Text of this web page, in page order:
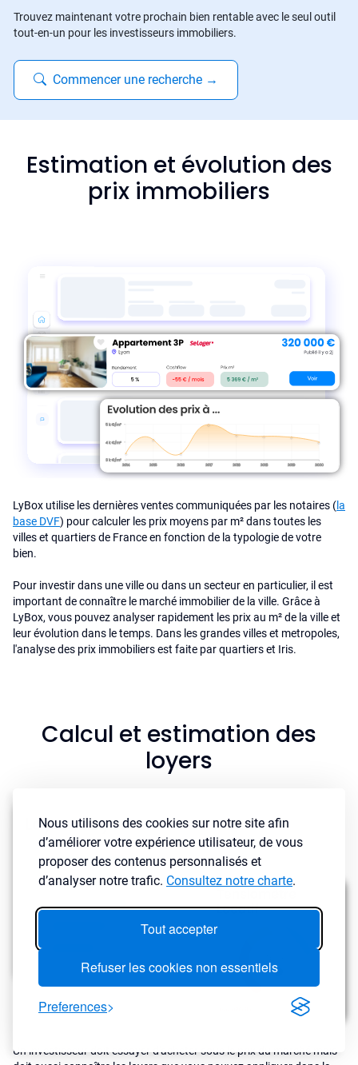
Nous utilisons des cookies sur notre site afin
d’améliorer votre expérience utilisateur, de vous
proposer des contenus personnalisés et
d’analyser notre trafic. Consultez notre charte.
Tout accepter
Refuser les cookies non essentiels
Preferences
Trouvez maintenant votre prochain bien rentable avec le seul outil
tout-en-un pour les investisseurs immobiliers.
Commencer une recherche →
Estimation et évolution des
prix immobiliers
LyBox utilise les dernières ventes communiquées par les notaires (la
base DVF) pour calculer les prix moyens par m² dans toutes les
villes et quartiers de France en fonction de la typologie de votre
bien.
Pour investir dans une ville ou dans un secteur en particulier, il est
important de connaître le marché immobilier de la ville. Grâce à
LyBox, vous pouvez analyser rapidement les prix au m² de la ville et
leur évolution dans le temps. Dans les grandes villes et metropoles,
l'analyse des prix immobiliers est faite par quartiers et Iris.
Calcul et estimation des
loyers
Un investisseur doit essayer d'acheter sous le prix du marché mais